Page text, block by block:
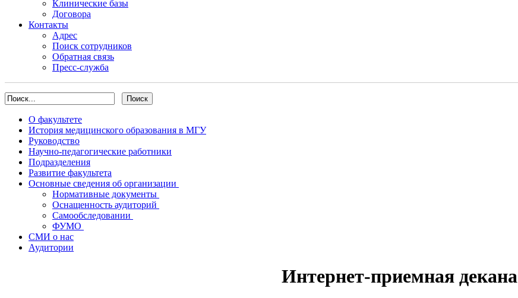
Клинические базы
Договора
Контакты
Адрес
Поиск сотрудников
Обратная связь
Пресс-служба
О факультете
История медицинского образования в МГУ
Руководство
Научно-педагогические работники
Подразделения
Развитие факультета
Основные сведения об организации
Нормативные документы
Оснащенность аудиторий
Cамообследовании
ФУМО
СМИ о нас
Аудитории
Интернет-приемная декана